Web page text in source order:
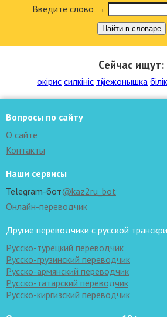
Введите слово →
Найти в словаре
Сейчас ищут:
окірис силкініс түйежонышка
Вопросы по сайту
О сайте
Контакты
Наши сервисы
Telegram-бот@kaz2ru_bot
Онлайн-переводчик
Другие переводчики с русской
Русско-турецкий переводчик
Русско-грузинский переводчик
Русско-армянский переводчик
Русско-татарский переводчик
Русско-киргизский переводчик